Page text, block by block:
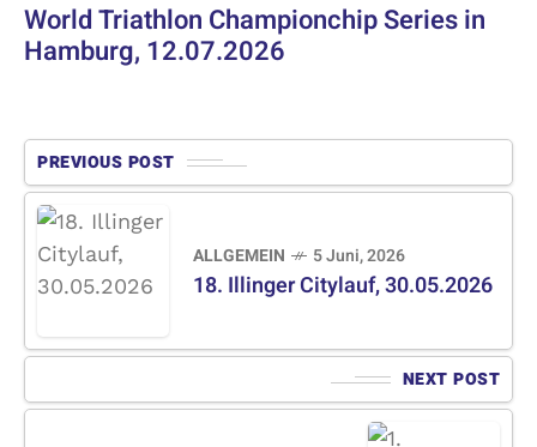
World Triathlon Championchip Series in
Hamburg, 12.07.2026
PREVIOUS POST
ALLGEMEIN 5 Juni, 2026
18. Illinger Citylauf, 30.05.2026
NEXT POST